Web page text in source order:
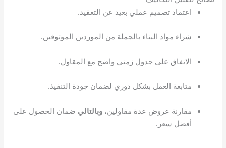
اعتماد تصميم عملي بعيد عن التعقيد.
شراء مواد البناء بالجملة من الموردين الموثوقين.
الاتفاق على جدول زمني واضح مع المقاول.
متابعة العمل بشكل دوري لضمان جودة التنفيذ.
مقارنة عروض عدة مقاولين،وبالتالي ضمان الحصول على
أفضل سعر.